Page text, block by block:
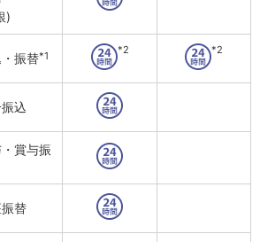
)
振替*1 *2 *2
込
賞与振
替